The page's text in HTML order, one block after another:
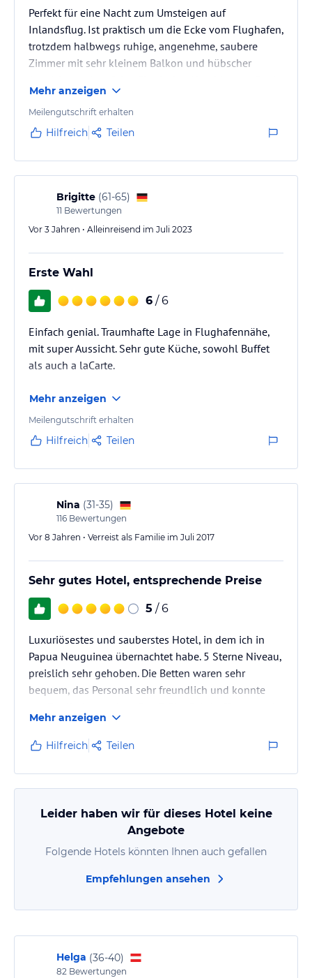
Perfekt für eine Nacht zum Umsteigen auf
Inlandsflug. Ist praktisch um die Ecke vom Flughafen,
trotzdem halbwegs ruhige, angenehme, saubere
Zimmer mit sehr kleinem Balkon und hübscher
einen Pool, wo auch das Frühstück serviert wird. Ich
kann dazu nichts sagen, da ich schon sehr zeitig zum
Flughafen musste. Warum? Der Domestic Airport von
es gibt, Flüge werden dauernd gecancelt oder haben
grobe Verspätungen, ohne…
Mehr anzeigen
Meilengutschrift erhalten
Hilfreich Teilen
Brigitte (61-65)
11 Bewertungen
Vor 3 Jahren • Alleinreisend im Juli 2023
Erste Wahl
6 / 6
Einfach genial. Traumhafte Lage in Flughafennähe,
mit super Aussicht. Sehr gute Küche, sowohl Buffet
als auch a laCarte.
Mehr anzeigen
Meilengutschrift erhalten
Hilfreich Teilen
Nina (31-35)
116 Bewertungen
Vor 8 Jahren • Verreist als Familie im Juli 2017
Sehr gutes Hotel, entsprechende Preise
5 / 6
Luxuriösestes und sauberstes Hotel, in dem ich in
Papua Neuguinea übernachtet habe. 5 Sterne Niveau,
preislich sehr gehoben. Die Betten waren sehr
bequem, das Personal sehr freundlich und konnte
gut. Hotel wird bewacht und bietet Tür-zu-Tür-
Transfers (z.B. zum Flughafen) an.
Mehr anzeigen
Hilfreich Teilen
Leider haben wir für dieses Hotel keine
Angebote
Folgende Hotels könnten Ihnen auch gefallen
Empfehlungen ansehen
Helga (36-40)
82 Bewertungen